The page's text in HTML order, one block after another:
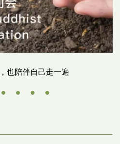
也陪伴自己走一遍